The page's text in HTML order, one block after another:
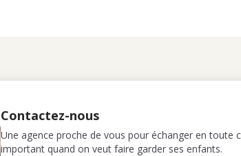
Contactez-nous
Une agence proche de vous pour échanger en toute
important quand on veut faire garder ses enfants.